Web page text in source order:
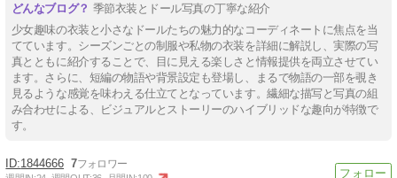
季節衣装とドール写真の丁寧な紹介
少女趣味の衣装と小さなドールたちの魅力的なコーディネートに焦点を当
てています。シーズンごとの制服や私物の衣装を詳細に解説し、実際の写
真とともに紹介することで、目に見える楽しさと情報提供を両立させてい
ます。さらに、短編の物語や背景設定も登場し、まるで物語の一部を覗き
見るような感覚を味わえる仕立てとなっています。繊細な描写と写真の組
み合わせによる、ビジュアルとストーリーのハイブリッドな趣向が特徴で
す。
1844666 7